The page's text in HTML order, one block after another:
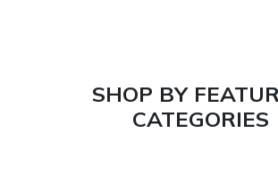
SHOP BY
CATEGORIES